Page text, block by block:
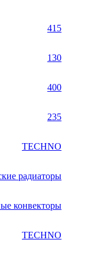
415
130
400
235
TECHNO
радиаторы
конвекторы
TECHNO